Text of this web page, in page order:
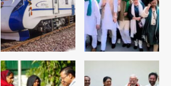
रोहित चौधरी गैंग का कुख्यात बदमाश राजस्थान